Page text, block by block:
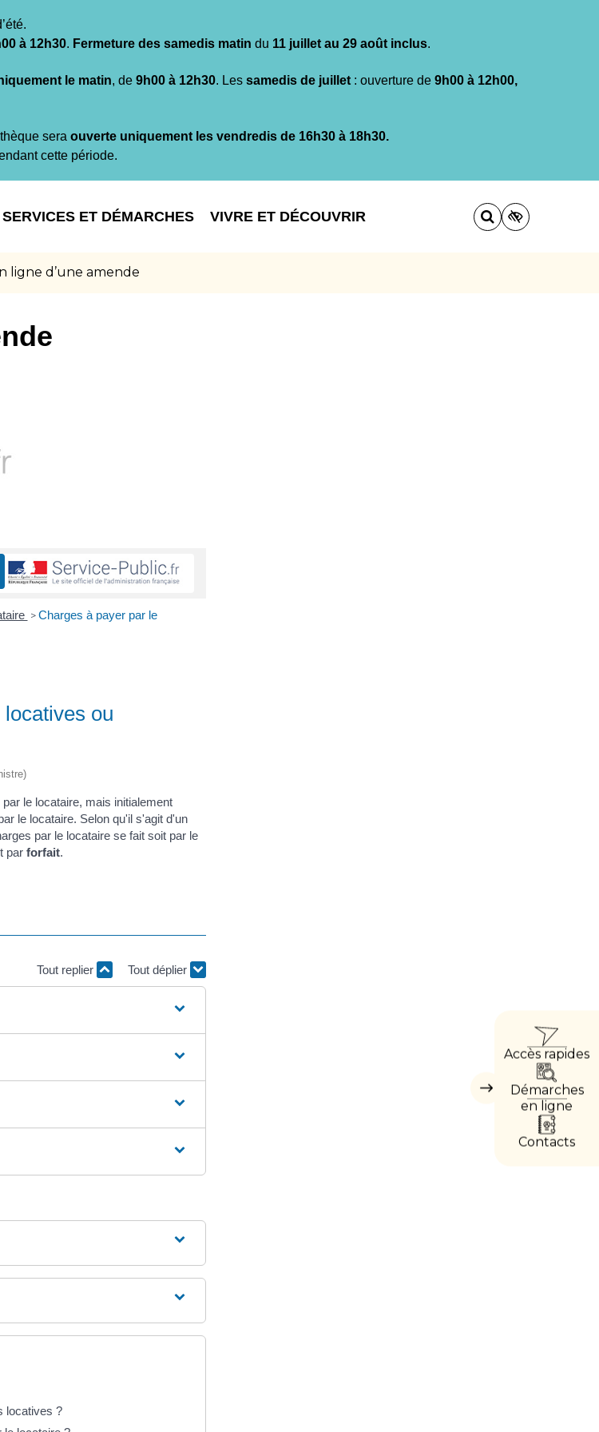
à 12h30. Fermeture des samedis matin du 11 juillet au 29 août inclus.
le matin, de 9h00 à 12h30. Les samedis de juillet : ouverture de 9h00 à 12h00,
sera ouverte uniquement les vendredis de 16h30 à 18h30.
cette période.
ET DÉMARCHES VIVRE ET DÉCOUVRIR
ligne d’une amende
Masquer
Accès rapides
Démarches
en ligne
Contacts
> Charges à payer par le
ou
le locataire, mais initialement
le locataire. Selon qu'il s'agit d'un
par le locataire se fait soit par le
par forfait.
Tout replier Tout déplier
locatives ?